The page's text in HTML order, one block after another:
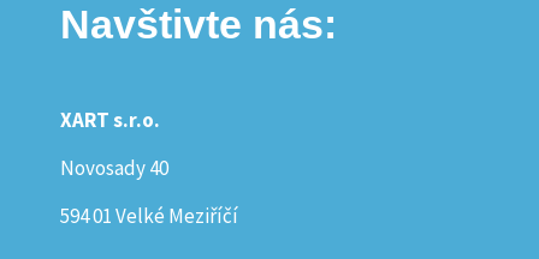
Navštivte nás:
XART s.r.o.
Novosady 40
594 01 Velké Meziříčí